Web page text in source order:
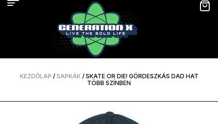
KEZDŐLAP / SAPKÁK/ SKATE OR DIE! GÖRDESZKÁS DAD HAT
TÖBB SZÍNBEN